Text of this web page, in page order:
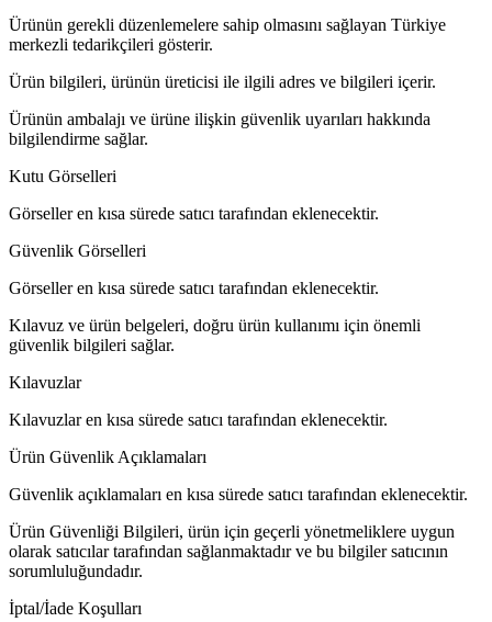
Ürünün gerekli düzenlemelere sahip olmasını sağlayan Türkiye
merkezli tedarikçileri gösterir.
Ürün bilgileri, ürünün üreticisi ile ilgili adres ve bilgileri içerir.
Ürünün ambalajı ve ürüne ilişkin güvenlik uyarıları hakkında
bilgilendirme sağlar.
Kutu Görselleri
Görseller en kısa sürede satıcı tarafından eklenecektir.
Güvenlik Görselleri
Görseller en kısa sürede satıcı tarafından eklenecektir.
Kılavuz ve ürün belgeleri, doğru ürün kullanımı için önemli
güvenlik bilgileri sağlar.
Kılavuzlar
Kılavuzlar en kısa sürede satıcı tarafından eklenecektir.
Ürün Güvenlik Açıklamaları
Güvenlik açıklamaları en kısa sürede satıcı tarafından eklenecektir.
Ürün Güvenliği Bilgileri, ürün için geçerli yönetmeliklere uygun
olarak satıcılar tarafından sağlanmaktadır ve bu bilgiler satıcının
sorumluluğundadır.
İptal/İade Koşulları